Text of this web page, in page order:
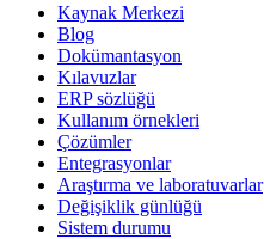
Kaynak Merkezi
Blog
Dokümantasyon
Kılavuzlar
ERP sözlüğü
Kullanım örnekleri
Çözümler
Entegrasyonlar
Araştırma ve laboratuvarlar
Değişiklik günlüğü
Sistem durumu